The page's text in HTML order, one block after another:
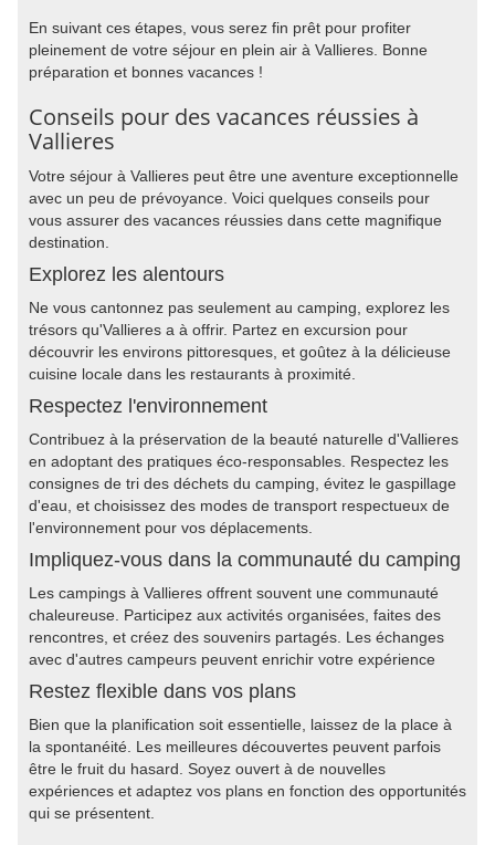
En suivant ces étapes, vous serez fin prêt pour profiter
pleinement de votre séjour en plein air à Vallieres. Bonne
préparation et bonnes vacances !
Conseils pour des vacances réussies à
Vallieres
Votre séjour à Vallieres peut être une aventure exceptionnelle
avec un peu de prévoyance. Voici quelques conseils pour
vous assurer des vacances réussies dans cette magnifique
destination.
Explorez les alentours
Ne vous cantonnez pas seulement au camping, explorez les
trésors qu'Vallieres a à offrir. Partez en excursion pour
découvrir les environs pittoresques, et goûtez à la délicieuse
cuisine locale dans les restaurants à proximité.
Respectez l'environnement
Contribuez à la préservation de la beauté naturelle d'Vallieres
en adoptant des pratiques éco-responsables. Respectez les
consignes de tri des déchets du camping, évitez le gaspillage
d'eau, et choisissez des modes de transport respectueux de
l'environnement pour vos déplacements.
Impliquez-vous dans la communauté du camping
Les campings à Vallieres offrent souvent une communauté
chaleureuse. Participez aux activités organisées, faites des
rencontres, et créez des souvenirs partagés. Les échanges
avec d'autres campeurs peuvent enrichir votre expérience
Restez flexible dans vos plans
Bien que la planification soit essentielle, laissez de la place à
la spontanéité. Les meilleures découvertes peuvent parfois
être le fruit du hasard. Soyez ouvert à de nouvelles
expériences et adaptez vos plans en fonction des opportunités
qui se présentent.